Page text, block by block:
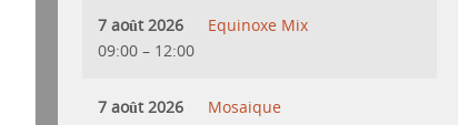
7 août 2026
09:00 – 12:00
Equinoxe Mix
7 août 2026
Mosaique